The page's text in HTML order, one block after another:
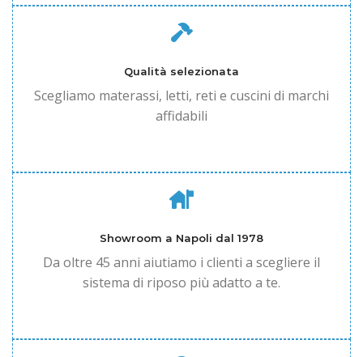
Qualità selezionata
Scegliamo materassi, letti, reti e cuscini di marchi
affidabili
Showroom a Napoli dal 1978
Da oltre 45 anni aiutiamo i clienti a scegliere il
sistema di riposo più adatto a te.